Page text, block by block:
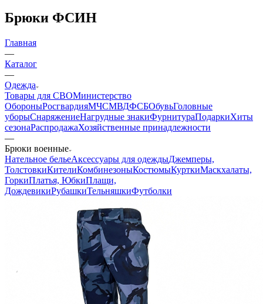
Брюки ФСИН
Главная
—
Каталог
—
Одежда
Товары для СВОМинистерство
ОбороныРосгвардияМЧСМВДФСБОбувьГоловные
уборыСнаряжениеНагрудные знакиФурнитураПодаркиХиты
сезонаРаспродажаХозяйственные принадлежности
—
Брюки военные
Нательное бельеАксессуары для одеждыДжемперы,
ТолстовкиКителиКомбинезоныКостюмыКурткиМаскхалаты,
ГоркиПлатья, ЮбкиПлащи,
ДождевикиРубашкиТельняшкиФутболки